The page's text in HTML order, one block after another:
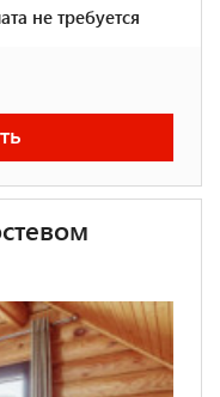
не требуется